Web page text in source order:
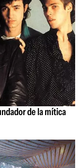
de la mítica